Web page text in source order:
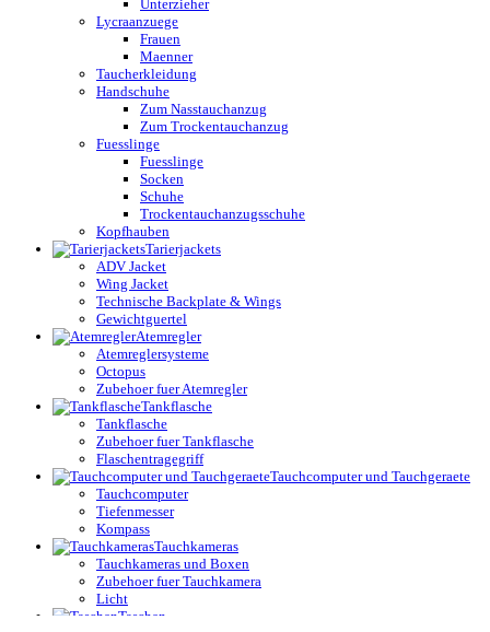
Unterzieher
Lycraanzuege
Frauen
Maenner
Taucherkleidung
Handschuhe
Zum Nasstauchanzug
Zum Trockentauchanzug
Fuesslinge
Fuesslinge
Socken
Schuhe
Trockentauchanzugsschuhe
Kopfhauben
Tarierjackets
ADV Jacket
Wing Jacket
Technische Backplate & Wings
Gewichtguertel
Atemregler
Atemreglersysteme
Octopus
Zubehoer fuer Atemregler
Tankflasche
Tankflasche
Zubehoer fuer Tankflasche
Flaschentragegriff
Tauchcomputer und Tauchgeraete
Tauchcomputer
Tiefenmesser
Kompass
Tauchkameras
Tauchkameras und Boxen
Zubehoer fuer Tauchkamera
Licht
Taschen